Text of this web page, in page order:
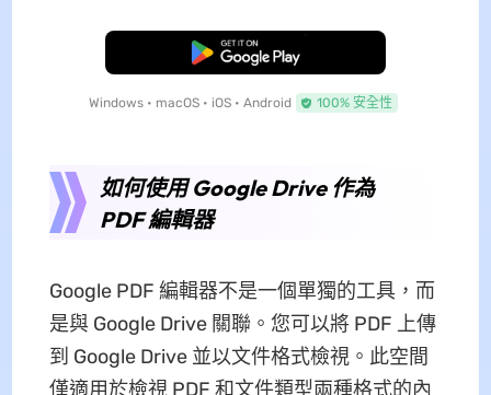
免費下載
Windows • macOS • iOS • Android 100% 安全性
如何使用 Google Drive 作為
PDF 編輯器
Google PDF 編輯器不是一個單獨的工具，而
是與 Google Drive 關聯。您可以將 PDF 上傳
到 Google Drive 並以文件格式檢視。此空間
僅適用於檢視 PDF 和文件類型兩種格式的內